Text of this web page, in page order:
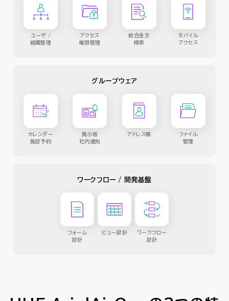
ユーザ /
組織管理
アクセス
権限管理
統合全文
検索
モバイル
アクセス
グループウェア
カレンダー
施設予約
掲示板
社内通知
アドレス帳
ファイル
管理
ワークフロー / 開発基盤
フォーム
設計
ビュー設計
ワークフロー
設計